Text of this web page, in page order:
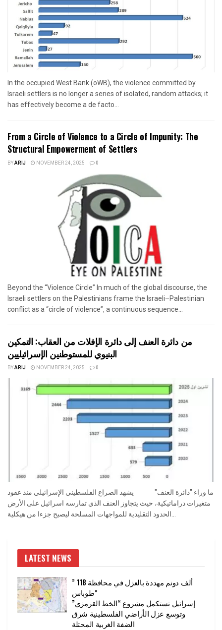
In the occupied West Bank (oWB), the violence committed by
Israeli settlers is no longer a series of isolated, random attacks; it
has effectively become a de facto...
From a Circle of Violence to a Circle of Impunity: The
Structural Empowerment of Settlers
BYARIJ NOVEMBER 24, 2025 0
Beyond the “Violence Circle” In much of the global discourse, the
Israeli settlers on the Palestinians frame the Israeli–Palestinian
conflict as a “circle of violence”, a continuous sequence...
من دائرة العنف إلى دائرة الإفلات من العقاب: التمكين
البنيوي للمستوطنين الإسرائيليين
BYARIJ NOVEMBER 24, 2025 0
ما وراء "دائرة العنف" يشهد الصراع الفلسطيني الإسرائيلي منذ عقود
متغيرات دراماتيكية، حيث يتجاوز العنف الذي تمارسه اسرائيل على الأرض
الحدود التقليدية للمواجهات المسلحة ليصبح جزءا من هيكلية...
LATEST NEWS
” 118 ألف دونم مهددة بالعزل في محافظة
طوباس”
إسرائيل تستكمل مشروع “الخط القرمزي”
وتوسع عزل الأراضي الفلسطينية شرق
الضفة الغربية المحتلة